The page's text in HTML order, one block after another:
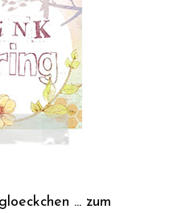
... zum